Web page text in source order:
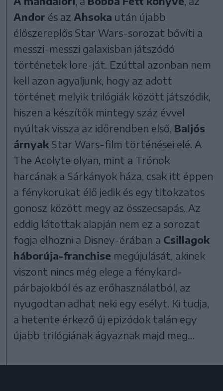
Andor és az Ahsoka után újabb
élőszereplős Star Wars-sorozat bővíti a
messzi-messzi galaxisban játszódó
történetek lore-ját. Ezúttal azonban nem
kell azon agyaljunk, hogy az adott
történet melyik trilógiák között játszódik,
hiszen a készítők mintegy száz évvel
nyúltak vissza az időrendben első, Baljós
árnyak Star Wars-film történései elé. A
The Acolyte olyan, mint a Trónok
harcának a Sárkányok háza, csak itt éppen
a fénykorukat élő jedik és egy titokzatos
gonosz között megy az összecsapás. Az
eddig látottak alapján nem ez a sorozat
fogja elhozni a Disney-érában a Csillagok
háborúja-franchise megújulását, akinek
viszont nincs még elege a fénykard-
párbajokból és az erőhasználatból, az
nyugodtan adhat neki egy esélyt. Ki tudja,
a hetente érkező új epizódok talán egy
újabb trilógiának ágyaznak majd meg…